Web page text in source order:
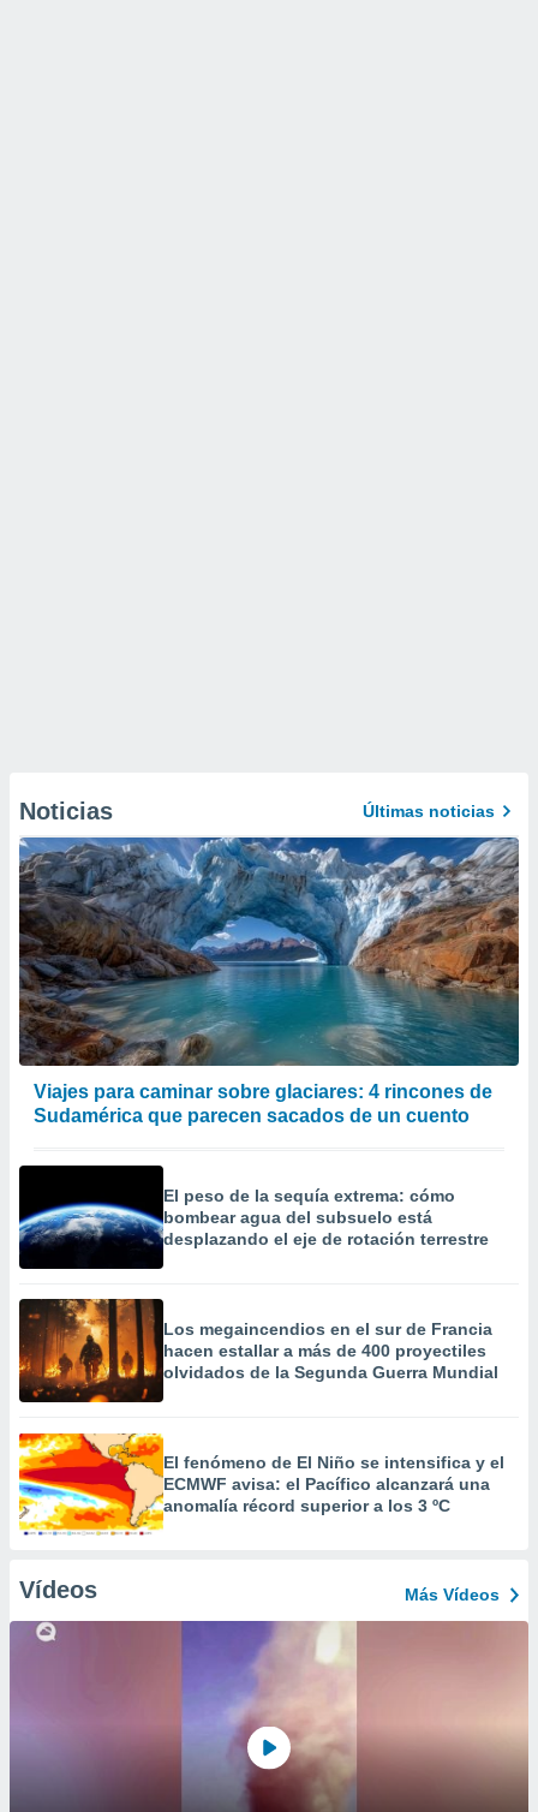
Noticias Últimas noticias
Viajes para caminar sobre glaciares: 4 rincones de
Sudamérica que parecen sacados de un cuento
El peso de la sequía extrema: cómo
bombear agua del subsuelo está
desplazando el eje de rotación terrestre
Los megaincendios en el sur de Francia
hacen estallar a más de 400 proyectiles
olvidados de la Segunda Guerra Mundial
El fenómeno de El Niño se intensifica y el
ECMWF avisa: el Pacífico alcanzará una
anomalía récord superior a los 3 ºC
Vídeos Más Vídeos